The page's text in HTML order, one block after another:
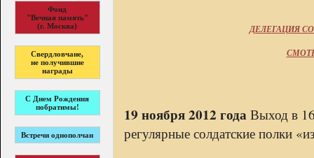
Фонд
"Вечная память"
(г. Москва)
Свердловчане,
не получившие
награды
С Днем Рождения
побратимы!
Встречи однополчан
ДЕЛЕГАЦИЯ
19 ноября 2012 года Выход в
регулярные солдатские полки